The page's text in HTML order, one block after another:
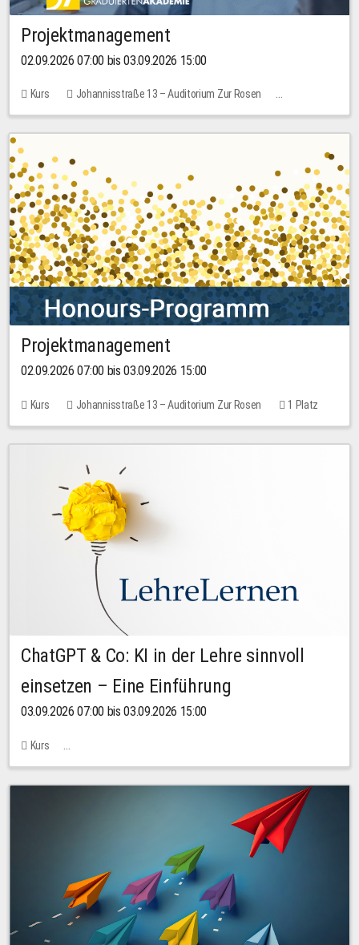
Projektmanagement
02.09.2026 07:00 bis 03.09.2026 15:00
Kurs
Johannisstraße 13 – Auditorium Zur Rosen
Keine freien Plätze
30,00 EUR
Projektmanagement
02.09.2026 07:00 bis 03.09.2026 15:00
Kurs Johannisstraße 13 – Auditorium Zur Rosen 1 Platz
ChatGPT & Co: KI in der Lehre sinnvoll
einsetzen – Eine Einführung
03.09.2026 07:00 bis 03.09.2026 15:00
Kurs
Bachstraße 18k - SR 102 (Seminarraum Servicestelle LehreLernen)